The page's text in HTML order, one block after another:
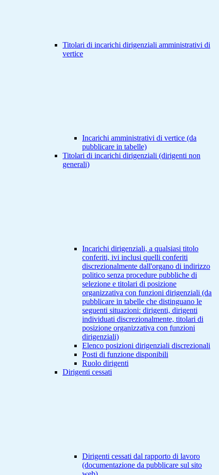
Titolari di incarichi dirigenziali amministrativi di
vertice
Incarichi amministrativi di vertice (da
pubblicare in tabelle)
Titolari di incarichi dirigenziali (dirigenti non
generali)
Incarichi dirigenziali, a qualsiasi titolo
conferiti, ivi inclusi quelli conferiti
discrezionalmente dall'organo di indirizzo
politico senza procedure pubbliche di
selezione e titolari di posizione
organizzativa con funzioni dirigenziali (da
pubblicare in tabelle che distinguano le
seguenti situazioni: dirigenti, dirigenti
individuati discrezionalmente, titolari di
posizione organizzativa con funzioni
dirigenziali)
Elenco posizioni dirigenziali discrezionali
Posti di funzione disponibili
Ruolo dirigenti
Dirigenti cessati
Dirigenti cessati dal rapporto di lavoro
(documentazione da pubblicare sul sito